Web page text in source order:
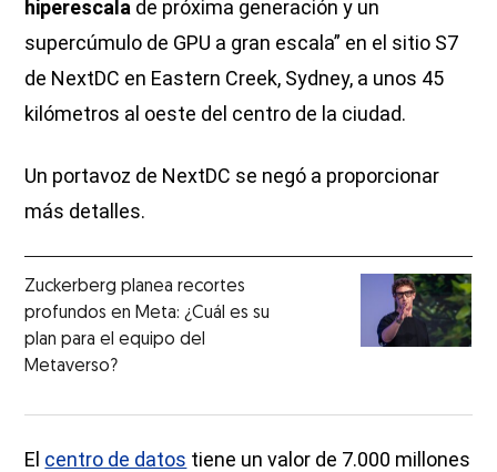
hiperescala de próxima generación y un
supercúmulo de GPU a gran escala” en el sitio S7
de NextDC en Eastern Creek, Sydney, a unos 45
kilómetros al oeste del centro de la ciudad.
Un portavoz de NextDC se negó a proporcionar
más detalles.
Zuckerberg planea recortes
profundos en Meta: ¿Cuál es su
plan para el equipo del
Metaverso?
El centro de datos tiene un valor de 7.000 millones